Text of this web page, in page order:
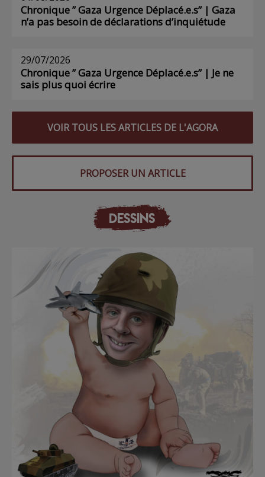
Chronique ” Gaza Urgence Déplacé.e.s” | Gaza
n’a pas besoin de déclarations d’inquiétude
29/07/2026
Chronique ” Gaza Urgence Déplacé.e.s” | Je ne
sais plus quoi écrire
VOIR TOUS LES ARTICLES DE L'AGORA
PROPOSER UN ARTICLE
DESSINS